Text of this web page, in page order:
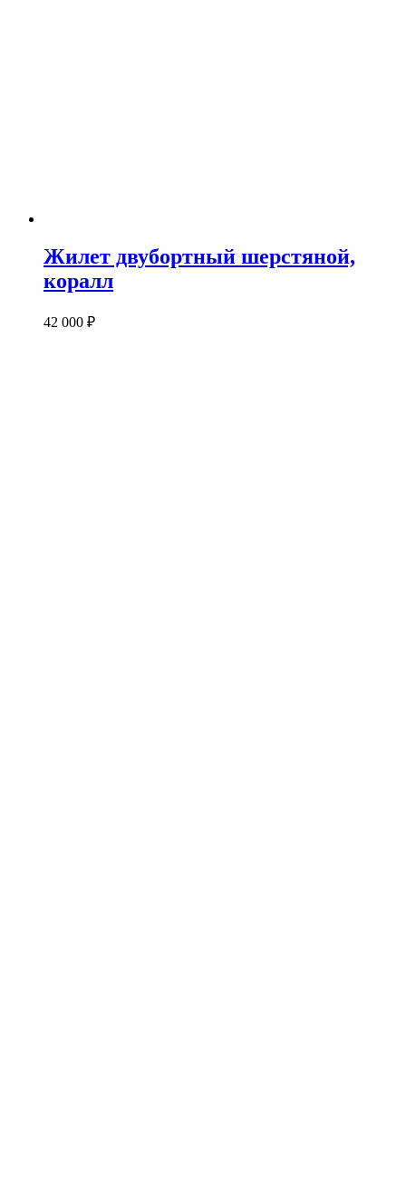
Жилет двубортный шерстяной,
коралл
42 000 ₽